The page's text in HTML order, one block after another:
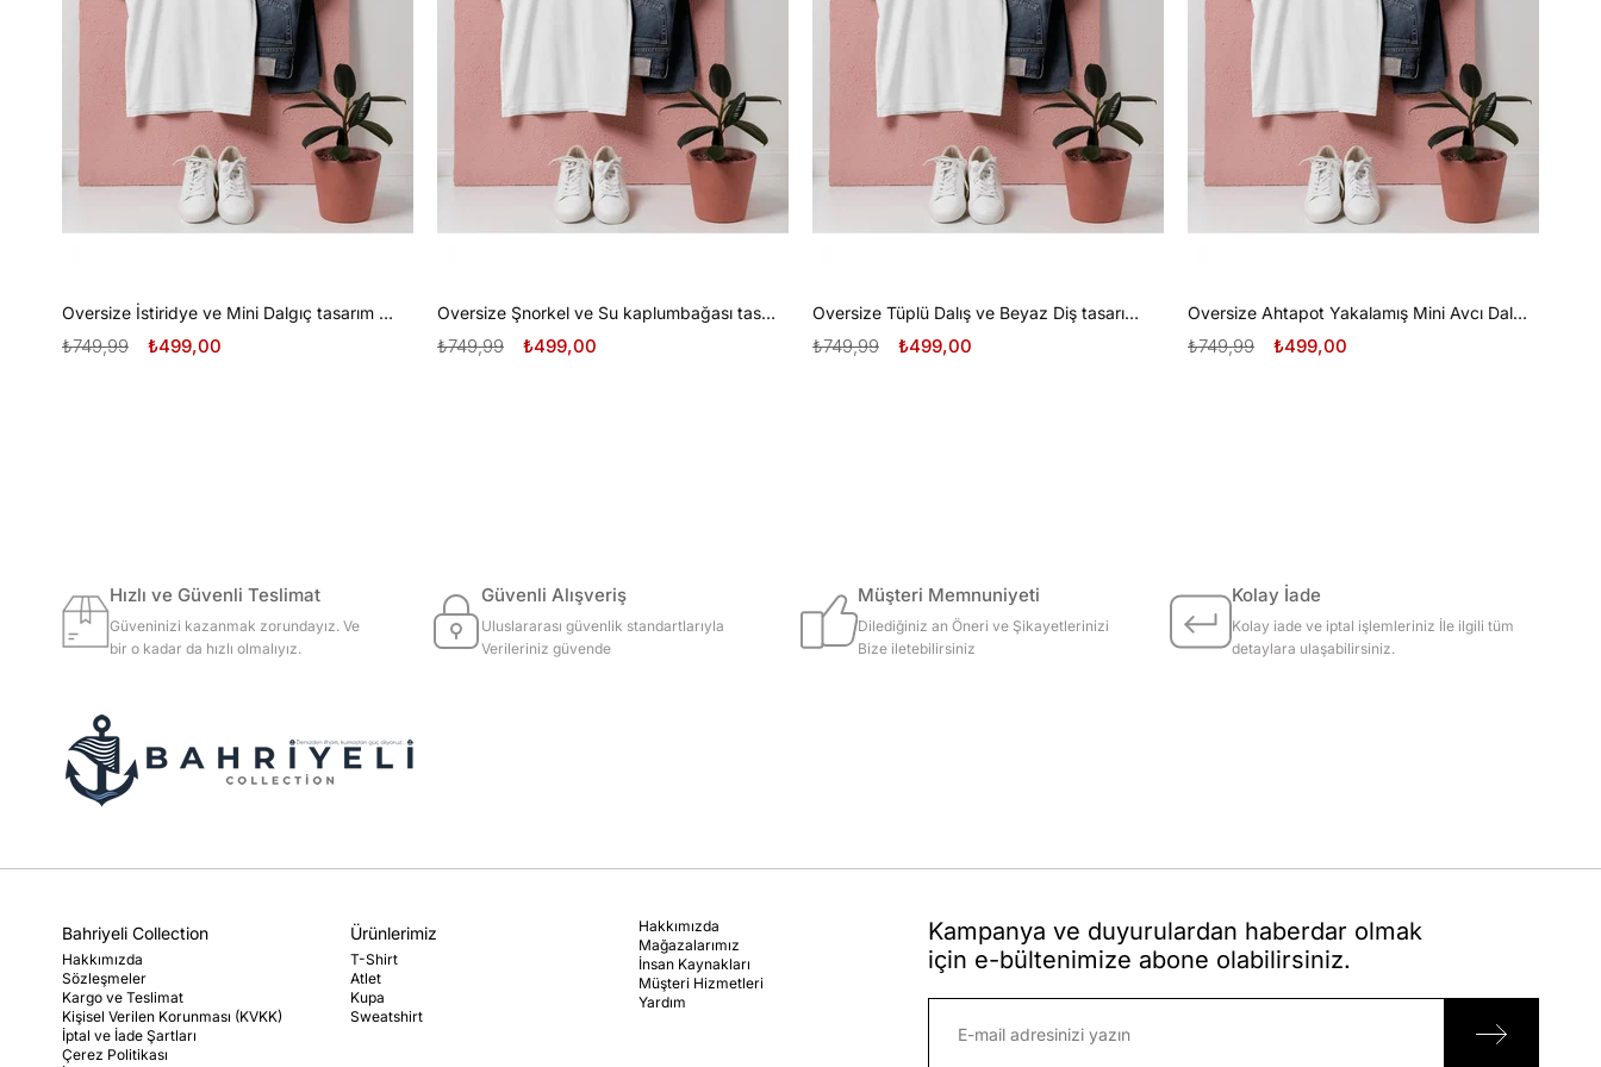
Oversize İstiridye ve Mini Dalgıç tasarım unisex T-shirt
₺499,00
₺749,99
Oversize Şnorkel ve Su kaplumbağası tasarım unisex T-shirt
₺499,00
₺749,99
Oversize Tüplü Dalış ve Beyaz Diş tasarım unisex T-shirt
₺499,00
₺749,99
Oversize Ahtapot Yakalamış Mini Avcı Dalgıç Tasarım unisex T-shirt
₺499,00
₺749,99
Hızlı ve Güvenli Teslimat
Güveninizi kazanmak zorundayız. Ve
bir o kadar da hızlı olmalıyız.
Güvenli Alışveriş
Uluslararası güvenlik standartlarıyla
Verileriniz güvende
Müşteri Memnuniyeti
Dilediğiniz an Öneri ve Şikayetlerinizi
Bize iletebilirsiniz
Kolay İade
Kolay iade ve iptal işlemleriniz İle ilgili tüm
detaylara ulaşabilirsiniz.
Bahriyeli Collection
Hakkımızda
Sözleşmeler
Kargo ve Teslimat
Kişisel Verilen Korunması (KVKK)
İptal ve İade Şartları
Çerez Politikası
Ürünlerimiz
T-Shirt
Atlet
Kupa
Sweatshirt
Hakkımızda
Mağazalarımız
İnsan Kaynakları
Müşteri Hizmetleri
Yardım
Kampanya ve duyurulardan haberdar olmak
için e-bültenimize abone olabilirsiniz.